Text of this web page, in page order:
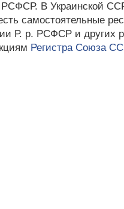
РСФСР. В Украинской
самостоятельные
Р. р. РСФСР и других
Регистра Союза